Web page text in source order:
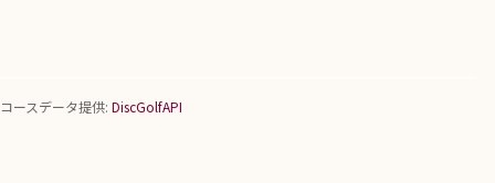
コースデータ提供: DiscGolfAPI